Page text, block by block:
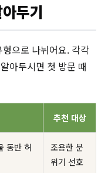
두기
으로 나뉘어요. 각각
아두시면 첫 방문 때
추천 대상
동반 허
조용한 분
위기 선호